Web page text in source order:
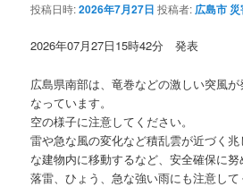
投稿日時:2026年7月27日 投稿者: 広島市
2026年07月27日15時42分 発表
広島県南部は、竜巻などの激しい突風
なっています。
空の様子に注意してください。
雷や急な風の変化など積乱雲が近づく
な建物内に移動するなど、安全確保に努
落雷、ひょう、急な強い雨にも注意して